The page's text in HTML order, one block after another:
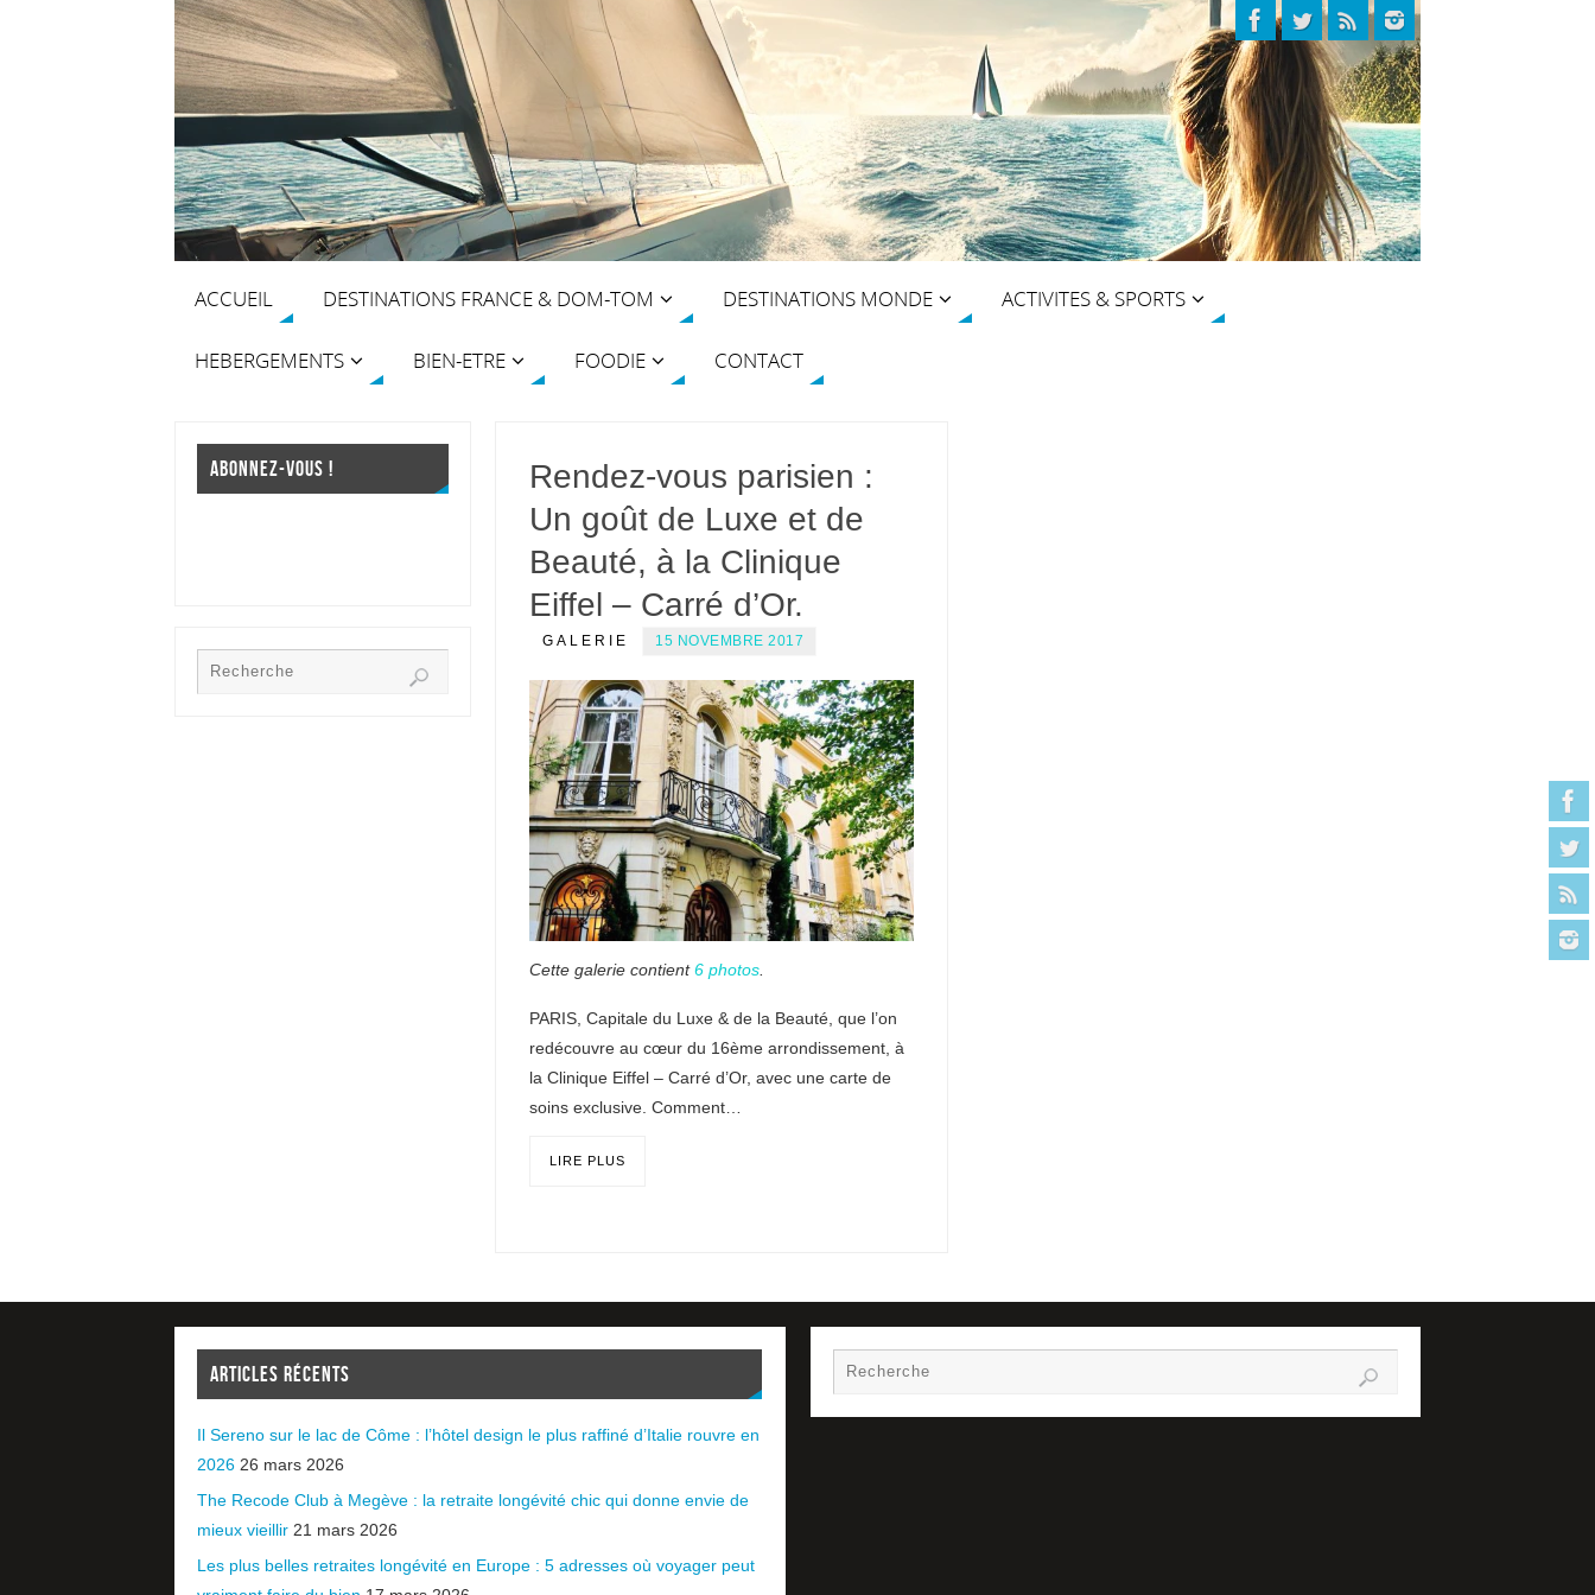
ACCUEIL DESTINATIONS FRANCE & DOM-TOM DESTINATIONS MONDE ACTIVITES & SPORTS
HEBERGEMENTS BIEN-ETRE FOODIE CONTACT
Rendez-vous parisien :
Un goût de Luxe et de
Beauté, à la Clinique
Eiffel – Carré d’Or.
GALERIE 15 NOVEMBRE 2017
Cette galerie contient6 photos
PARIS, Capitale du Luxe & de la Beauté, que l’on
redécouvre au cœur du 16ème arrondissement, à
la Clinique Eiffel – Carré d’Or, avec une carte de
soins exclusive. Comment…
LIRE PLUS
ABONNEZ-VOUS !
ARTICLES RÉCENTS
Il Sereno sur le lac de Côme : l’hôtel design le plus raffiné d’Italie rouvre en
2026 26 mars 2026
The Recode Club à Megève : la retraite longévité chic qui donne envie de
mieux vieillir 21 mars 2026
Les plus belles retraites longévité en Europe : 5 adresses où voyager peut